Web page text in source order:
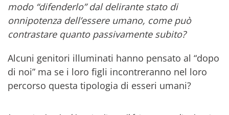
modo “difenderlo” dal delirante stato di
onnipotenza dell’essere umano, come può
contrastare quanto passivamente subito?
Alcuni genitori illuminati hanno pensato al “dopo
di noi” ma se i loro figli incontreranno nel loro
percorso questa tipologia di esseri umani?